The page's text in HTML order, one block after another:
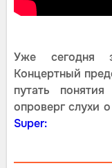
Уже сегодня
Концертный
путать
опроверг слухи
Super: